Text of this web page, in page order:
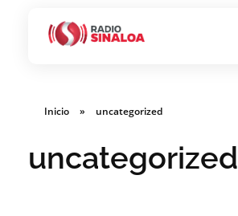
Inicio » uncategorized
uncategorized